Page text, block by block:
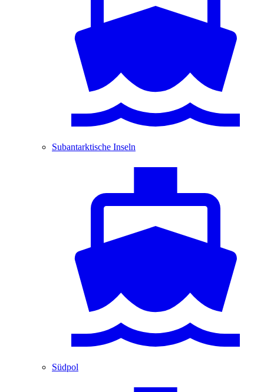
Subantarktische Inseln
Südpol